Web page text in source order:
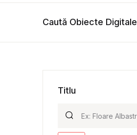
Caută Obiecte Digitale
Titlu